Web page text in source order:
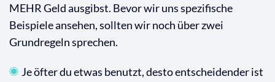
MEHR Geld ausgibst. Bevor wir uns spezifische
Beispiele ansehen, sollten wir noch über zwei
Grundregeln sprechen.
Je öfter du etwas benutzt, desto entscheidender ist